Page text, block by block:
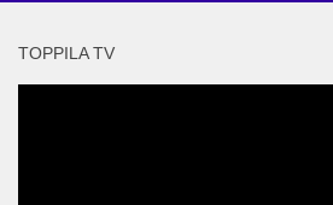
TOPPILA TV